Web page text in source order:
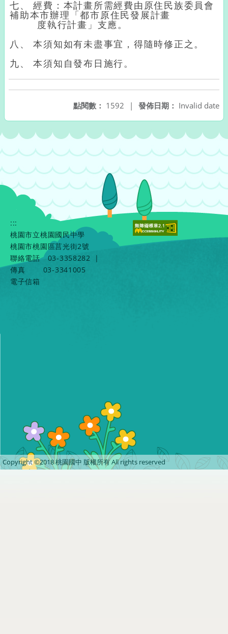
七、 經費：本計畫所需經費由原住民族委員會
補助本市辦理「都市原住民發展計畫
度執行計畫」支應。
八、 本須知如有未盡事宜，得隨時修正之。
九、 本須知自發布日施行。
發佈日期： Invalid date
點閱數： 1592 |
:::
桃園市立桃園國民中學
桃園市桃園區莒光街2號
聯絡電話
03-3358282
|
傳真
03-3341005
電子信箱
Copyright ©2018 桃園國中 版權所有 All rights reserved